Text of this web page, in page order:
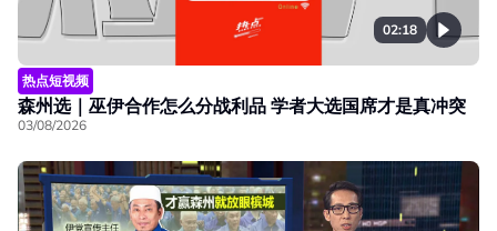
02:18
热点短视频
森州选｜巫伊合作怎么分战利品 学者大选国席才是真冲突
03/08/2026